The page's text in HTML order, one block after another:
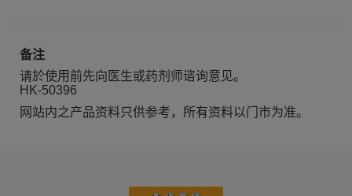
备注
请於使用前先向医生或药剂师谘询意见。
HK-50396
网站内之产品资料只供参考，所有资料以门市为准。